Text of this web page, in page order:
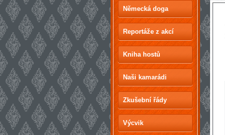
Německá doga
Reportáže z akcí
Kniha hostů
Naši kamarádi
Zkušební řády
Výcvik